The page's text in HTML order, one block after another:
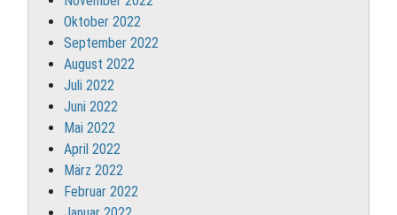
Oktober 2022
September 2022
August 2022
Juli 2022
Juni 2022
Mai 2022
April 2022
März 2022
Februar 2022